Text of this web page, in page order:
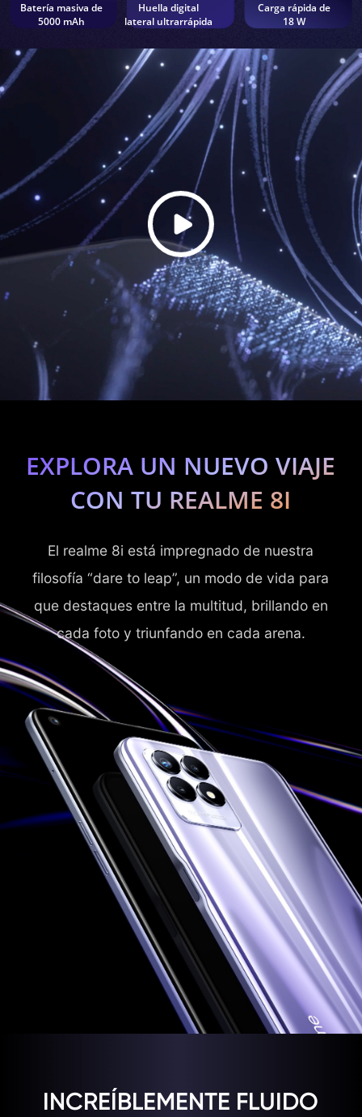
Batería masiva de
5000 mAh
Huella digital
lateral ultrarrápida
Carga rápida de
18 W
EXPLORA UN NUEVO VIAJE
CON TU REALME 8I
El realme 8i está impregnado de nuestra
filosofía “dare to leap”, un modo de vida para
que destaques entre la multitud, brillando en
cada foto y triunfando en cada arena.
INCREÍBLEMENTE FLUIDO